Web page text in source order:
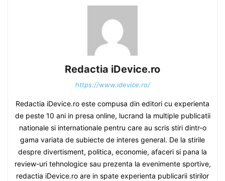
Redactia iDevice.ro
https://www.idevice.ro/
Redactia iDevice.ro este compusa din editori cu experienta
de peste 10 ani in presa online, lucrand la multiple publicatii
nationale si internationale pentru care au scris stiri dintr-o
gama variata de subiecte de interes general. De la stirile
despre divertisment, politica, economie, afaceri si pana la
review-uri tehnologice sau prezenta la evenimente sportive,
redactia iDevice.ro are in spate experienta publicarii stirilor